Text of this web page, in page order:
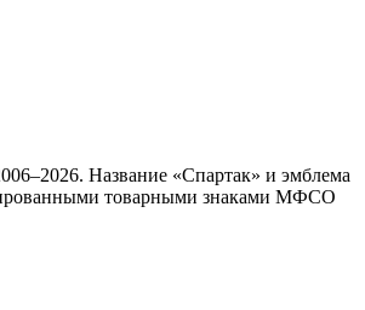
Название «Спартак» и эмблема
товарными знаками МФСО